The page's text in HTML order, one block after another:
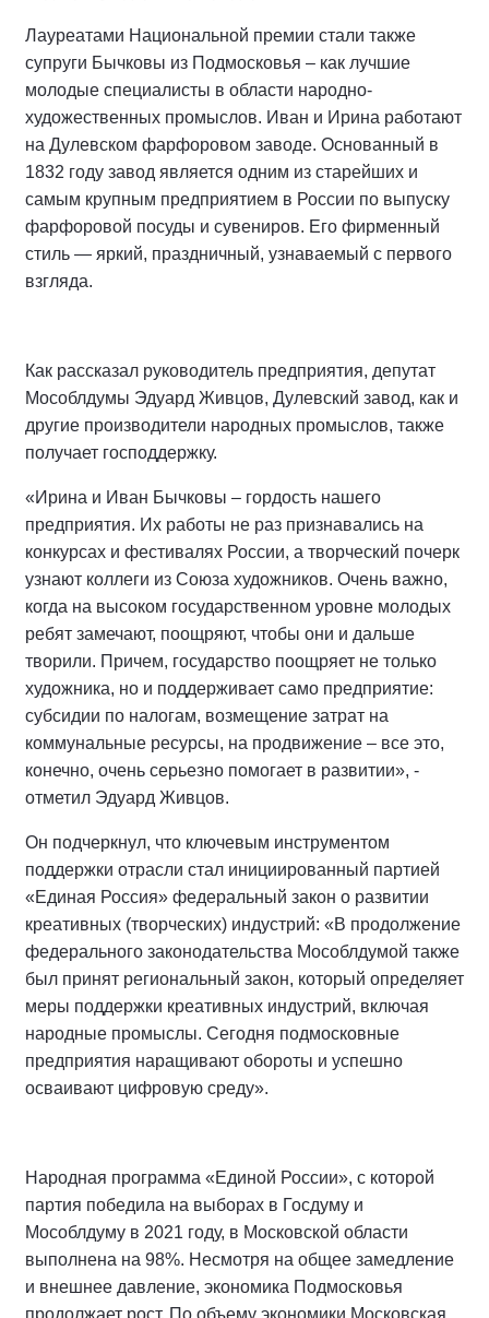
Лауреатами Национальной премии стали также
супруги Бычковы из Подмосковья – как лучшие
молодые специалисты в области народно-
художественных промыслов. Иван и Ирина работают
на Дулевском фарфоровом заводе. Основанный в
1832 году завод является одним из старейших и
самым крупным предприятием в России по выпуску
фарфоровой посуды и сувениров. Его фирменный
стиль — яркий, праздничный, узнаваемый с первого
взгляда.
Как рассказал руководитель предприятия, депутат
Мособлдумы Эдуард Живцов, Дулевский завод, как и
другие производители народных промыслов, также
получает господдержку.
«Ирина и Иван Бычковы – гордость нашего
предприятия. Их работы не раз признавались на
конкурсах и фестивалях России, а творческий почерк
узнают коллеги из Союза художников. Очень важно,
когда на высоком государственном уровне молодых
ребят замечают, поощряют, чтобы они и дальше
творили. Причем, государство поощряет не только
художника, но и поддерживает само предприятие:
субсидии по налогам, возмещение затрат на
коммунальные ресурсы, на продвижение – все это,
конечно, очень серьезно помогает в развитии», -
отметил Эдуард Живцов.
Он подчеркнул, что ключевым инструментом
поддержки отрасли стал инициированный партией
«Единая Россия» федеральный закон о развитии
креативных (творческих) индустрий: «В продолжение
федерального законодательства Мособлдумой также
был принят региональный закон, который определяет
меры поддержки креативных индустрий, включая
народные промыслы. Сегодня подмосковные
предприятия наращивают обороты и успешно
осваивают цифровую среду».
Народная программа «Единой России», с которой
партия победила на выборах в Госдуму и
Мособлдуму в 2021 году, в Московской области
выполнена на 98%. Несмотря на общее замедление
и внешнее давление, экономика Подмосковья
продолжает рост. По объему экономики Московская